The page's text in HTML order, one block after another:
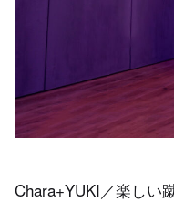
Chara+YUKI／楽しい